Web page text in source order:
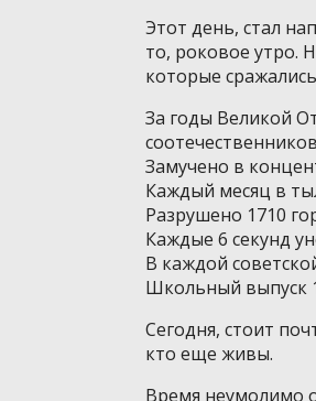
Этот день, стал
то, роковое утро.
которые
За годы Великой
Замучено в
Каждый месяц в
Разрушено 1710
Каждые 6 секунд
В каждой
Школьный выпуск
Сегодня, стоит
кто еще живы.
Время неумолимо